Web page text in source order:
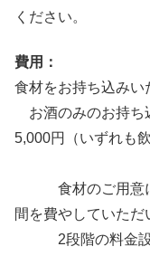
ください。
費用：
食材をお持ち込み
お酒のみのお持ち
5,000円（いずれも
食材のご用意に
間を費やしていただ
2段階の料金設定